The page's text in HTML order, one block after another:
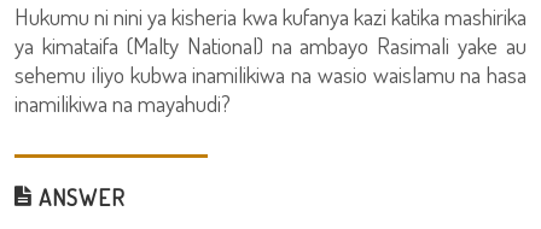
Hukumu ni nini ya kisheria kwa kufanya kazi katika mashirika
ya kimataifa (Malty National) na ambayo Rasimali yake au
sehemu iliyo kubwa inamilikiwa na wasio waislamu na hasa
inamilikiwa na mayahudi?
ANSWER